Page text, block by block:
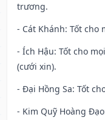
trương.
- Cát Khánh: Tốt cho
- Ích Hậu: Tốt cho
(cưới xin).
- Đại Hồng Sa: Tốt
- Kim Quỹ Hoàng